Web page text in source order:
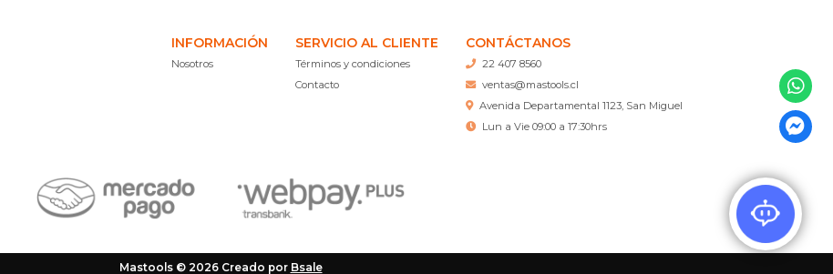
INFORMACIÓN
Nosotros
SERVICIO AL CLIENTE
Términos y condiciones
Contacto
CONTÁCTANOS
22 407 8560
ventas@mastools.cl
Avenida Departamental 1123, San Miguel
Lun a Vie 09:00 a 17:30hrs
Mastools © 2026Creado por Bsale